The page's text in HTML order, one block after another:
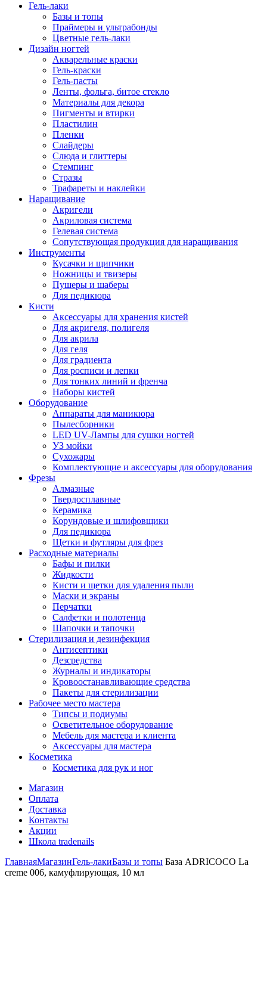
Гель-лаки
Базы и топы
Праймеры и ультрабонды
Цветные гель-лаки
Дизайн ногтей
Акварельные краски
Гель-краски
Гель-пасты
Ленты, фольга, битое стекло
Материалы для декора
Пигменты и втирки
Пластилин
Пленки
Слайдеры
Слюда и глиттеры
Стемпинг
Стразы
Трафареты и наклейки
Наращивание
Акригели
Акриловая система
Гелевая система
Сопутствующая продукция для наращивания
Инструменты
Кусачки и щипчики
Ножницы и твизеры
Пушеры и шаберы
Для педикюра
Кисти
Аксессуары для хранения кистей
Для акригеля, полигеля
Для акрила
Для геля
Для градиента
Для росписи и лепки
Для тонких линий и френча
Наборы кистей
Оборудование
Аппараты для маникюра
Пылесборники
LED UV-Лампы для сушки ногтей
УЗ мойки
Сухожары
Комплектующие и аксессуары для оборудования
Фрезы
Алмазные
Твердосплавные
Керамика
Корундовые и шлифовщики
Для педикюра
Щетки и футляры для фрез
Расходные материалы
Бафы и пилки
Жидкости
Кисти и щетки для удаления пыли
Маски и экраны
Перчатки
Салфетки и полотенца
Шапочки и тапочки
Стерилизация и дезинфекция
Антисептики
Дезсредства
Журналы и индикаторы
Кровоостанавливающие средства
Пакеты для стерилизации
Рабочее место мастера
Типсы и подиумы
Осветительное оборудование
Мебель для мастера и клиента
Аксессуары для мастера
Косметика
Косметика для рук и ног
Магазин
Оплата
Доставка
Контакты
Акции
Школа tradenails
ГлавнаяМагазинГель-лакиБазы и топы База ADRICOCO La
creme 006, камуфлирующая, 10 мл